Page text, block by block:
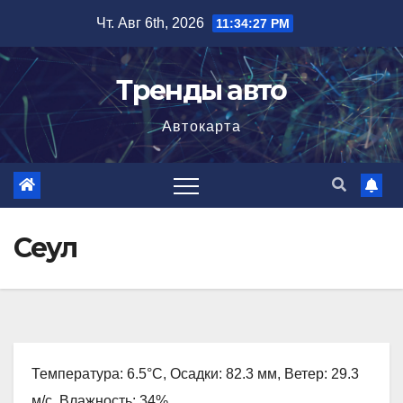
содержимому
Чт. Авг 6th, 2026 11:34:28 PM
Тренды авто
Автокарта
Сеул
Температура: 6.5°C, Осадки: 82.3 мм, Ветер: 29.3